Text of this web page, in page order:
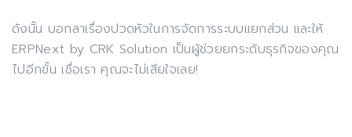
ดังนั้น บอกลาเรื่องปวดหัวในการจัดการระบบแยกส่วน และให้
ERPNext by CRK Solution เป็นผู้ช่วยยกระดับธุรกิจของคุณ
ไปอีกขั้น เชื่อเรา คุณจะไม่เสียใจเลย!